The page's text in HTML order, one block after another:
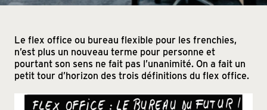
Le flex office ou bureau flexible pour les frenchies,
n’est plus un nouveau terme pour personne et
pourtant son sens ne fait pas l’unanimité. On a fait un
petit tour d’horizon des trois définitions du flex office.